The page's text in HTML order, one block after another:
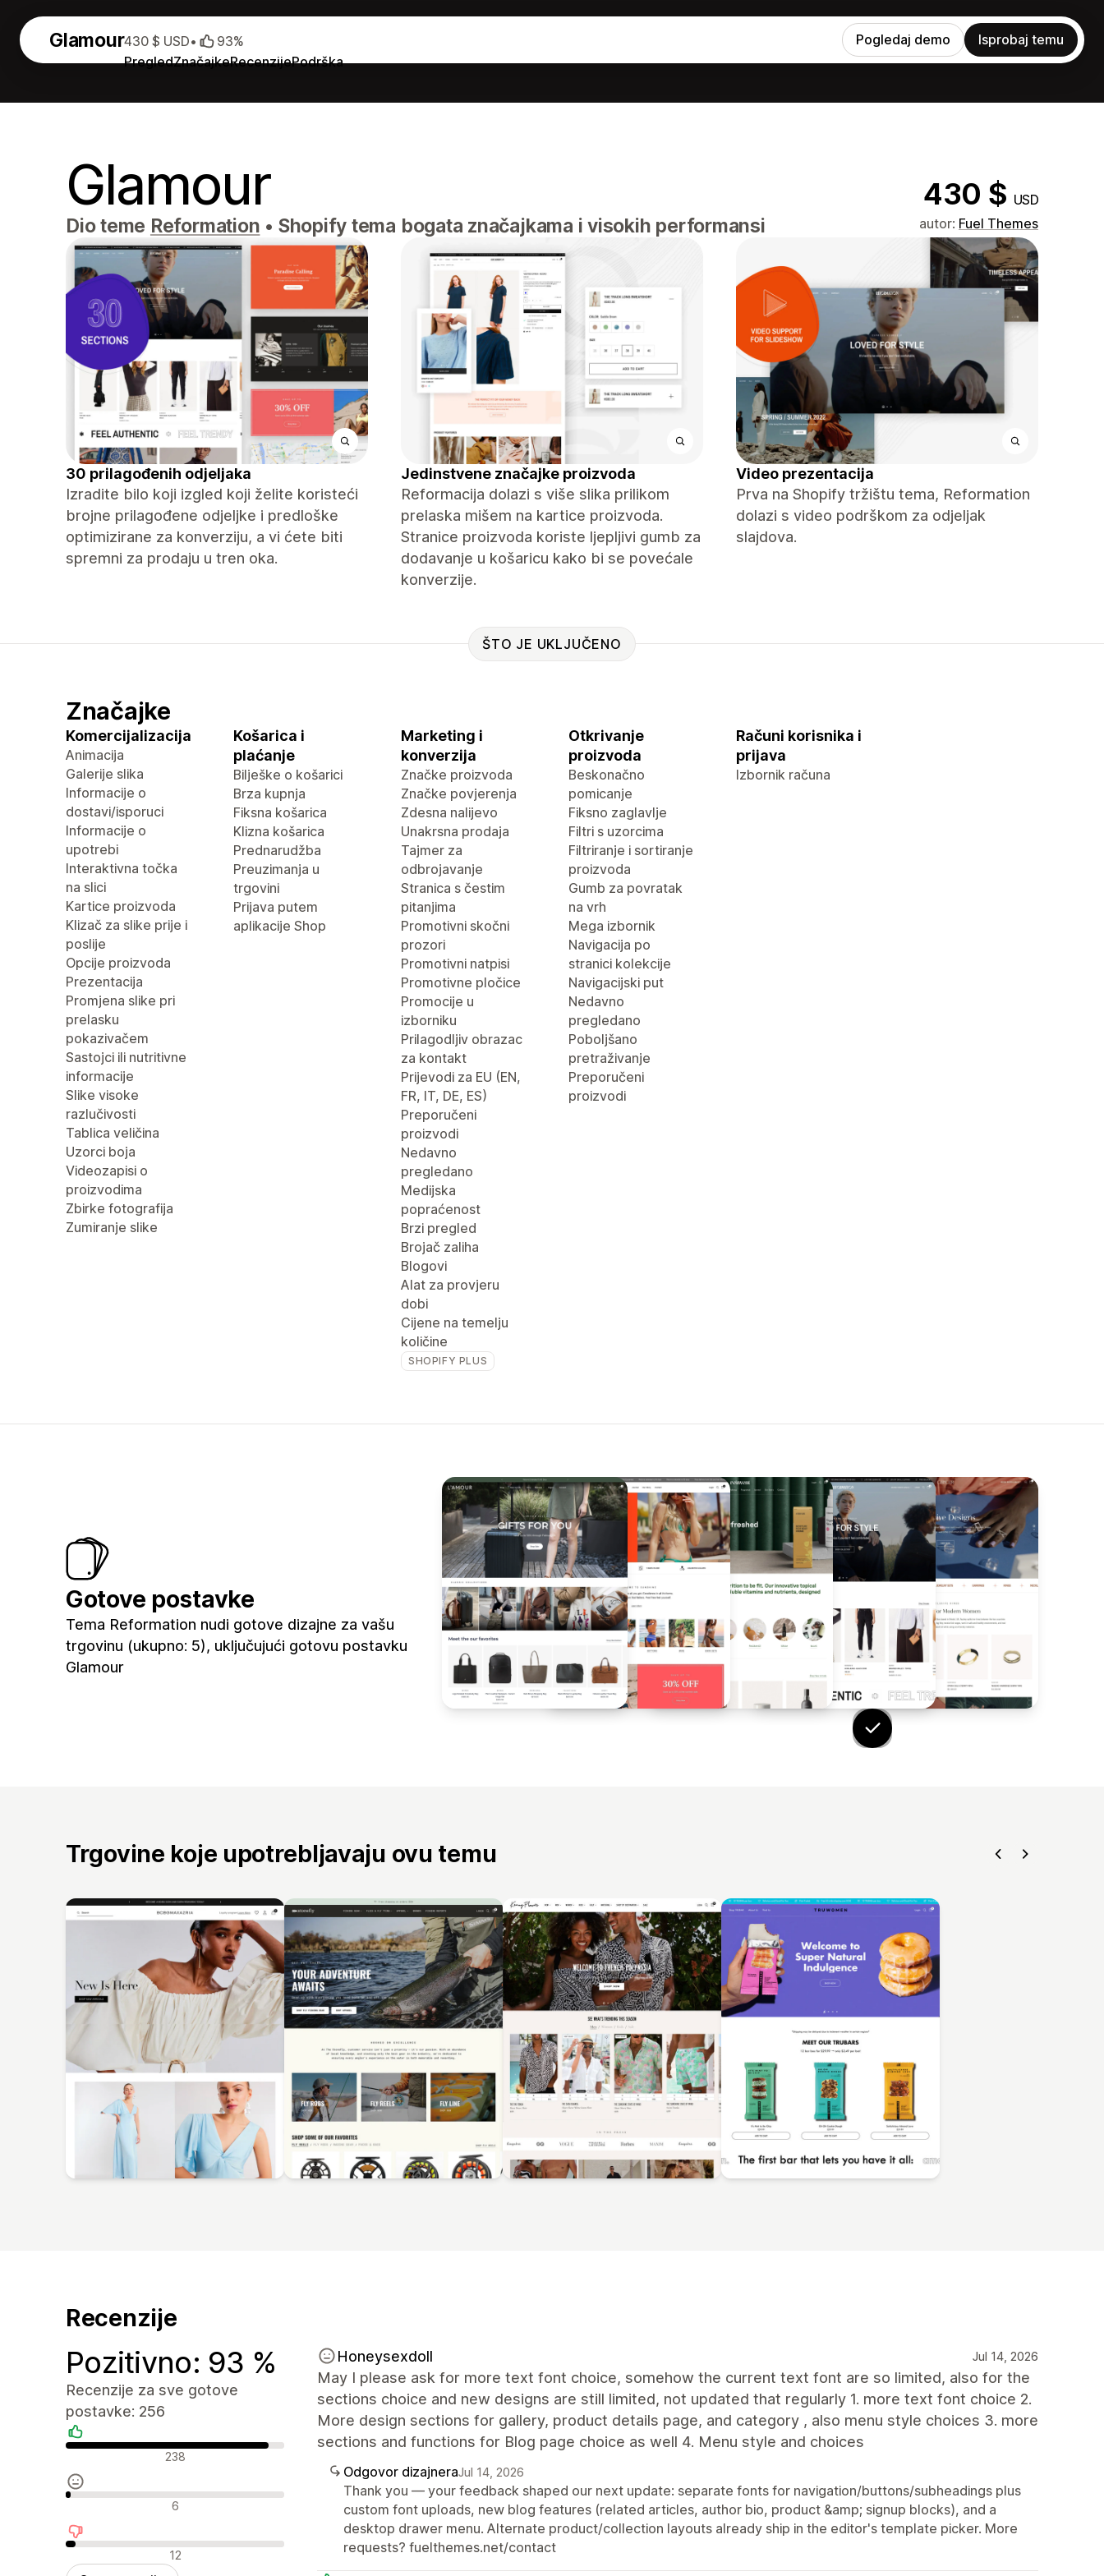
Glamour
PregledZnačajkeRecenzijePodrška
430 $ USD• 93% Pogledaj demo Isprobaj temu
Glamour 430 $ USD
Dio teme Reformation • Shopify tema bogata značajkama i visokih performansi autor: Fuel Themes
30 prilagođenih odjeljaka
Izradite bilo koji izgled koji želite koristeći
brojne prilagođene odjeljke i predloške
optimizirane za konverziju, a vi ćete biti
spremni za prodaju u tren oka.
Jedinstvene značajke proizvoda
Reformacija dolazi s više slika prilikom
prelaska mišem na kartice proizvoda.
Stranice proizvoda koriste ljepljivi gumb za
dodavanje u košaricu kako bi se povećale
konverzije.
Video prezentacija
Prva na Shopify tržištu tema, Reformation
dolazi s video podrškom za odjeljak
slajdova.
ŠTO JE UKLJUČENO
Značajke
Komercijalizacija
Animacija
Galerije slika
Informacije o
dostavi/isporuci
Informacije o
upotrebi
Interaktivna točka
na slici
Kartice proizvoda
Klizač za slike prije i
poslije
Opcije proizvoda
Prezentacija
Promjena slike pri
prelasku
pokazivačem
Sastojci ili nutritivne
informacije
Slike visoke
razlučivosti
Tablica veličina
Uzorci boja
Videozapisi o
proizvodima
Zbirke fotografija
Zumiranje slike
Košarica i
plaćanje
Bilješke o košarici
Brza kupnja
Fiksna košarica
Klizna košarica
Prednarudžba
Preuzimanja u
trgovini
Prijava putem
aplikacije Shop
Marketing i
konverzija
Značke proizvoda
Značke povjerenja
Zdesna nalijevo
Unakrsna prodaja
Tajmer za
odbrojavanje
Stranica s čestim
pitanjima
Promotivni skočni
prozori
Promotivni natpisi
Promotivne pločice
Promocije u
izborniku
Prilagodljiv obrazac
za kontakt
Prijevodi za EU (EN,
FR, IT, DE, ES)
Preporučeni
proizvodi
Nedavno
pregledano
Medijska
popraćenost
Brzi pregled
Brojač zaliha
Blogovi
Alat za provjeru
dobi
Cijene na temelju
količine
SHOPIFY PLUS
Otkrivanje
proizvoda
Beskonačno
pomicanje
Fiksno zaglavlje
Filtri s uzorcima
Filtriranje i sortiranje
proizvoda
Gumb za povratak
na vrh
Mega izbornik
Navigacija po
stranici kolekcije
Navigacijski put
Nedavno
pregledano
Poboljšano
pretraživanje
Preporučeni
proizvodi
Računi korisnika i
prijava
Izbornik računa
Gotove postavke
Tema Reformation nudi gotove dizajne za vašu
trgovinu (ukupno: 5), uključujući gotovu postavku
Glamour
Trgovine koje upotrebljavaju ovu temu
Recenzije
Pozitivno: 93 %
Recenzije za sve gotove
postavke: 256
Pozitivne recenzije
238
Neutralne recenzije
6
Negativne recenzije
12
Honeysexdoll Jul 14, 2026
May I please ask for more text font choice, somehow the current text font are so limited, also for the
sections choice and new designs are still limited, not updated that regularly 1. more text font choice 2.
More design sections for gallery, product details page, and category , also menu style choices 3. more
sections and functions for Blog page choice as well 4. Menu style and choices
Odgovor dizajneraJul 14, 2026
Thank you — your feedback shaped our next update: separate fonts for navigation/buttons/subheadings plus
custom font uploads, new blog features (related articles, author bio, product &amp; signup blocks), and a
desktop drawer menu. Alternate product/collection layouts already ship in the editor's template picker. More
requests? fuelthemes.net/contact